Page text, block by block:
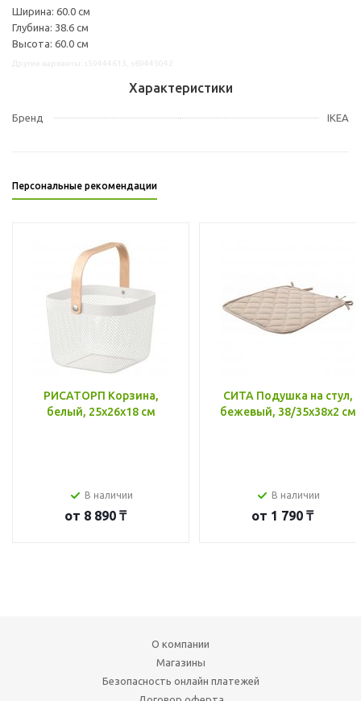
Ширина: 60.0 см
Глубина: 38.6 см
Высота: 60.0 см
Характеристики
Бренд IKEA
Персональные рекомендации
РИСАТОРП Корзина,
белый, 25x26x18 см
В наличии
от 8 890 ₸
СИТА Подушка на стул,
бежевый, 38/35x38x2 см
В наличии
от 1 790 ₸
О компании
Магазины
Безопасность онлайн платежей